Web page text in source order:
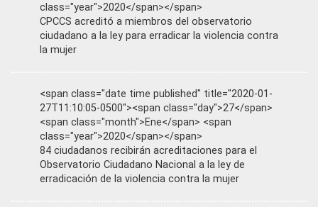
class="year">2020</span></span>
CPCCS acreditó a miembros del observatorio
ciudadano a la ley para erradicar la violencia contra
la mujer
<span class="date time published" title="2020-01-
27T11:10:05-0500"><span class="day">27</span>
<span class="month">Ene</span> <span
class="year">2020</span></span>
84 ciudadanos recibirán acreditaciones para el
Observatorio Ciudadano Nacional a la ley de
erradicación de la violencia contra la mujer